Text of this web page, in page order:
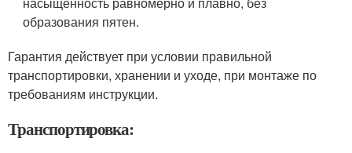
образования пятен.
Гарантия действует при условии правильной
транспортировки, хранении и уходе, при монтаже по
требованиям инструкции.
Транспортировка: